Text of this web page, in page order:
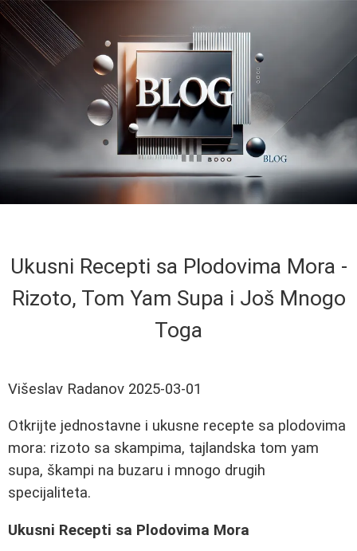
Ukusni Recepti sa Plodovima Mora -
Rizoto, Tom Yam Supa i Još Mnogo
Toga
Višeslav Radanov 2025-03-01
Otkrijte jednostavne i ukusne recepte sa plodovima
mora: rizoto sa skampima, tajlandska tom yam
supa, škampi na buzaru i mnogo drugih
specijaliteta.
Ukusni Recepti sa Plodovima Mora